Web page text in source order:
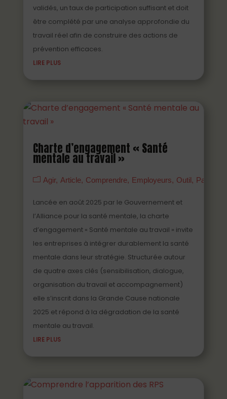
validés, un taux de participation suffisant et doit
être complété par une analyse approfondie du
travail réel afin de construire des actions de
prévention efficaces.
LIRE PLUS
Charte d’engagement « Santé
mentale au travail »
Agir Article Comprendre Employeurs Outil
Lancée en août 2025 par le Gouvernement et
l’Alliance pour la santé mentale, la charte
d’engagement « Santé mentale au travail » invite
les entreprises à intégrer durablement la santé
mentale dans leur stratégie. Structurée autour
de quatre axes clés (sensibilisation, dialogue,
organisation du travail et accompagnement)
elle s’inscrit dans la Grande Cause nationale
2025 et répond à la dégradation de la santé
mentale au travail.
LIRE PLUS